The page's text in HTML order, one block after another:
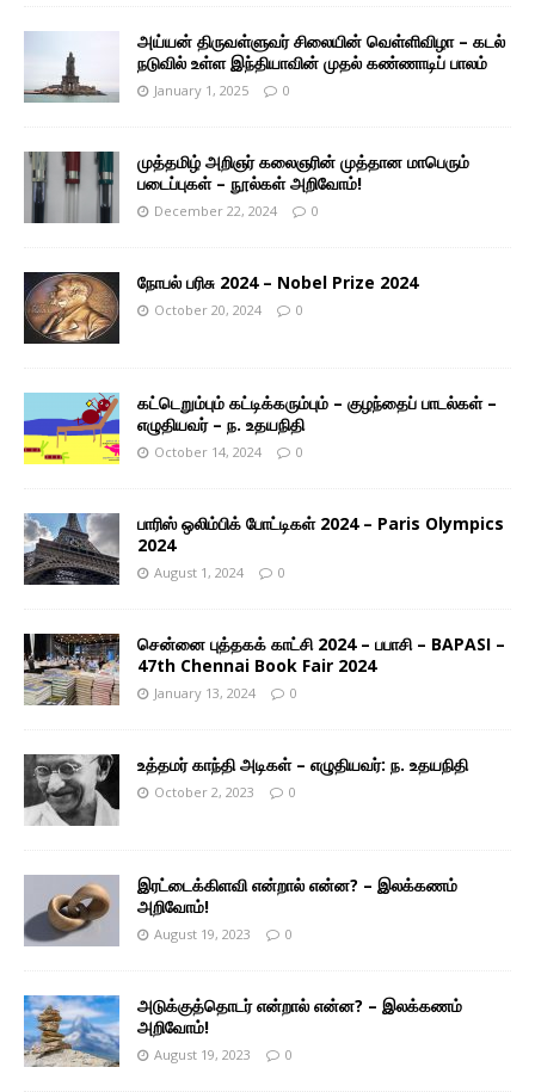
அய்யன் திருவள்ளுவர் சிலையின் வெள்ளிவிழா – கடல்
நடுவில் உள்ள இந்தியாவின் முதல் கண்ணாடிப் பாலம்
January 1, 2025 0
முத்தமிழ் அறிஞர் கலைஞரின் முத்தான மாபெரும்
படைப்புகள் – நூல்கள் அறிவோம்!
December 22, 2024 0
நோபல் பரிசு 2024 – Nobel Prize 2024
October 20, 2024 0
கட்டெறும்பும் கட்டிக்கரும்பும் – குழந்தைப் பாடல்கள் –
எழுதியவர் – ந. உதயநிதி
October 14, 2024 0
பாரிஸ் ஒலிம்பிக் போட்டிகள் 2024 – Paris Olympics
2024
August 1, 2024 0
சென்னை புத்தகக் காட்சி 2024 – பபாசி – BAPASI –
47th Chennai Book Fair 2024
January 13, 2024 0
உத்தமர் காந்தி அடிகள் – எழுதியவர்: ந. உதயநிதி
October 2, 2023 0
இரட்டைக்கிளவி என்றால் என்ன? – இலக்கணம்
அறிவோம்!
August 19, 2023 0
அடுக்குத்தொடர் என்றால் என்ன? – இலக்கணம்
அறிவோம்!
August 19, 2023 0